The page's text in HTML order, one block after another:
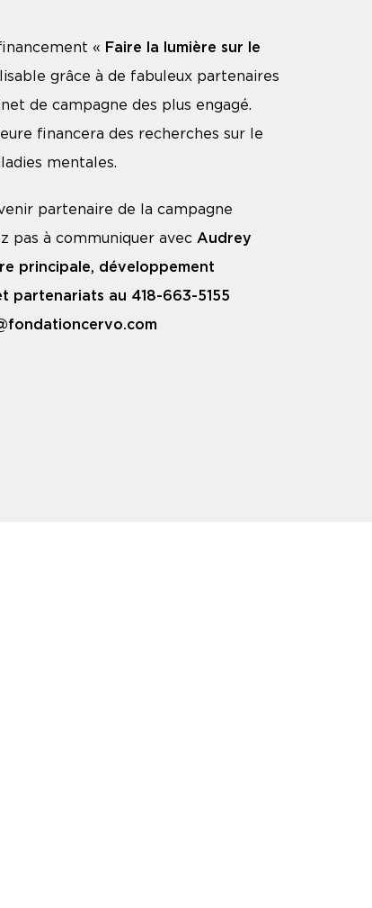
« Faire la lumière sur le
grâce à de fabuleux partenaires
de campagne des plus engagé.
financera des recherches sur le
mentales.
partenaire de la campagne
pas à communiquer avec Audrey
principale, développement
partenariats au 418-663-5155